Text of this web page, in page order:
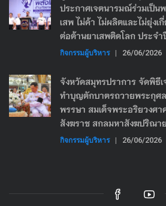
ประกาศเจตนารมณ์ร่วมเป็น
เสพ ไม่ค้า ไม่ผลิตและไม่ยุ่งเ
ต่อต้านยาเสพติดโลก ประจ
กิจกรรมผู้บริหาร | 26/06/2026
จังหวัดสมุทรปราการ จัดพิธี
ทำบุญตักบาตรถวายพระกุศ
พรรษา สมเด็จพระอริยวงศ
สังฆราช สกลมหาสังฆปริณ
กิจกรรมผู้บริหาร | 26/06/2026